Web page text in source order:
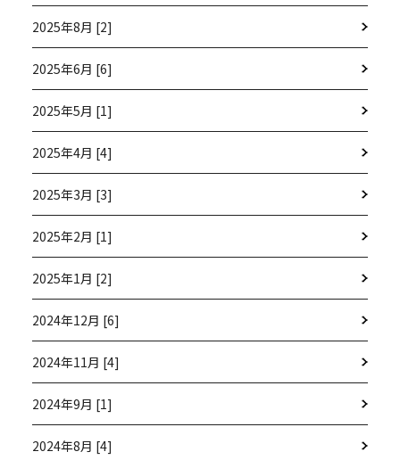
2025年8月 [2]
2025年6月 [6]
2025年5月 [1]
2025年4月 [4]
2025年3月 [3]
2025年2月 [1]
2025年1月 [2]
2024年12月 [6]
2024年11月 [4]
2024年9月 [1]
2024年8月 [4]